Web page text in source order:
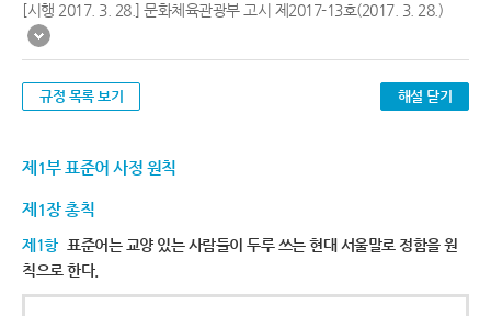
[시행 2017. 3. 28.] 문화체육관광부 고시 제2017-13호(2017. 3. 28.)
규정 목록 보기 해설 닫기
제1부 표준어 사정 원칙
제1장 총칙
제1항 표준어는 교양 있는 사람들이 두루 쓰는 현대 서울말로 정함을 원
칙으로 한다.